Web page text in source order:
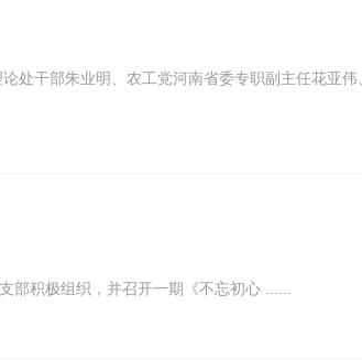
处干部朱业明、农工党河南省委专职副主任花亚
积极组织，并召开一期《不忘初心 ......